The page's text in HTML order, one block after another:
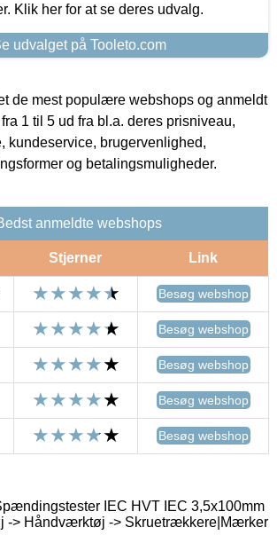
Klik her for at se deres udvalg.
udvalget på Tooleto.com
de mest populære webshops og anmeldt
1 til 5 ud fra bl.a. deres prisniveau,
kundeservice, brugervenlighed,
og betalingsmuligheder.
anmeldte webshops
Stjerner Link
Besøg webshop
Besøg webshop
Besøg webshop
Besøg webshop
Besøg webshop
IEC HVT IEC 3,5x100mm
-> Håndværktøj -> Skruetrækkere|Mærker